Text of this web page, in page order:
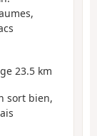
23.5 km
sort bien,